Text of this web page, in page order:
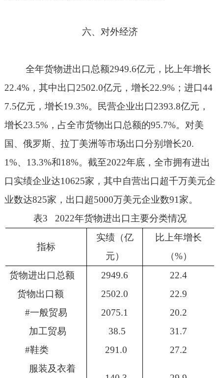
六、对外经济
全年货物进出口总额2949.6亿元，比上年增长
22.4%，其中出口2502.0亿元，增长22.9%；进口44
7.5亿元，增长19.3%。民营企业出口2393.8亿元，
增长23.5%，占全市货物出口总额的95.7%。对美
国、俄罗斯、拉丁美洲等市场出口分别增长20.
1%、 13.3%和18%。截至2022年底，全市拥有进出
口实绩企业达10625家，其中自营出口超千万美元企
业数达825家，出口超5000万美元企业数91 家。
表3 2022年货物进出口主要分类情况
指标
实绩（亿
元）
比上年增长
（%）
货物进出口总额
2949.6
22.4
货物出口额
2502.0
22.9
#一般贸易 2075.1
20.2
加工贸易
38.5
31.7
#鞋类 291.0
27.2
服装及衣着